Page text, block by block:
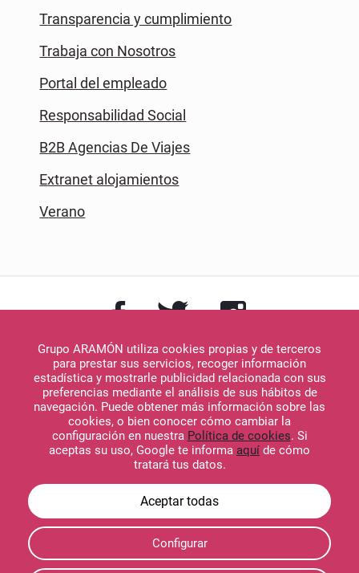
Grupo ARAMÓN utiliza cookies propias y de terceros
para prestar sus servicios, recoger información
estadística y mostrarle publicidad relacionada con sus
preferencias mediante el análisis de sus hábitos de
navegación. Puede obtener más información sobre las
cookies, o bien conocer cómo cambiar la
configuración en nuestra Política de cookies. Si
aceptas su uso, Google te informa aquí de cómo
tratará tus datos.
Configurar
Transparencia y cumplimiento
Trabaja con Nosotros
Portal del empleado
Responsabilidad Social
B2B Agencias De Viajes
Extranet alojamientos
Verano
Descargar en
App Store
Descargar en
Google Play